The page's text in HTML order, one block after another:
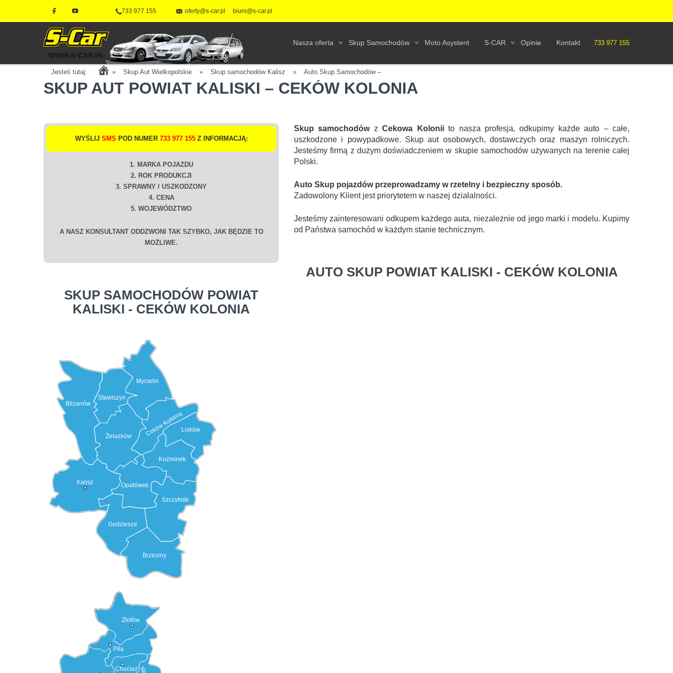
733 977 155 oferty@s-car.pl biuro@s-car.pl
733 977 155
Nasza oferta Skup Samochodów Moto Asystent S-CAR Opinie Kontakt
Jesteś tutaj: » Skup Aut Wielkopolskie » Skup samochodów Kalisz » Auto Skup Samochodów –
SKUP AUT POWIAT KALISKI – CEKÓW KOLONIA
WYŚLIJ SMS POD NUMER 733 977 155Z INFORMACJĄ:
1. MARKA POJAZDU
2. ROK PRODUKCJI
3. SPRAWNY / USZKODZONY
4. CENA
5. WOJEWÓDZTWO
A NASZ KONSULTANT ODDZWONI TAK SZYBKO, JAK BĘDZIE TO
MOŻLIWE.
SKUP SAMOCHODÓW POWIAT
KALISKI - CEKÓW KOLONIA
Blizanów
Mycielin
Lisków
Koźminek
Opatówek
Godziesze
Szczytniki
Brzeziny
Żelazków
Stawiszyn
Ceków Kolonia
Kalisz
Piła
Chocież
Złotów
Skup samochodówz Cekowa Koloniito nasza profesja, odkupimy każde auto – całe,
uszkodzone i powypadkowe. Skup aut osobowych, dostawczych oraz maszyn rolniczych.
Jesteśmy firmą z dużym doświadczeniem w skupie samochodów używanych na terenie całej
Polski.
Auto Skup pojazdów przeprowadzamy w rzetelny i bezpieczny sposób.
Zadowolony Klient jest priorytetem w naszej działalności.
Jesteśmy zainteresowani odkupem każdego auta, niezależnie od jego marki i modelu. Kupimy
od Państwa samochód w każdym stanie technicznym.
AUTO SKUP POWIAT KALISKI - CEKÓW KOLONIA